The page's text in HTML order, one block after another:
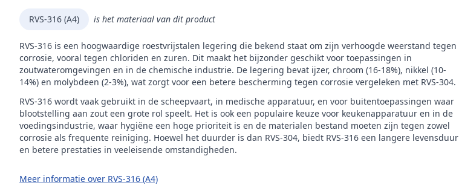
RVS-316 (A4) is het materiaal van dit product
RVS-316 is een hoogwaardige roestvrijstalen legering die bekend staat om zijn verhoogde weerstand tegen
corrosie, vooral tegen chloriden en zuren. Dit maakt het bijzonder geschikt voor toepassingen in
zoutwateromgevingen en in de chemische industrie. De legering bevat ijzer, chroom (16-18%), nikkel (10-
14%) en molybdeen (2-3%), wat zorgt voor een betere bescherming tegen corrosie vergeleken met RVS-304.
RVS-316 wordt vaak gebruikt in de scheepvaart, in medische apparatuur, en voor buitentoepassingen waar
blootstelling aan zout een grote rol speelt. Het is ook een populaire keuze voor keukenapparatuur en in de
voedingsindustrie, waar hygiëne een hoge prioriteit is en de materialen bestand moeten zijn tegen zowel
corrosie als frequente reiniging. Hoewel het duurder is dan RVS-304, biedt RVS-316 een langere levensduur
en betere prestaties in veeleisende omstandigheden.
Meer informatie over RVS-316 (A4)